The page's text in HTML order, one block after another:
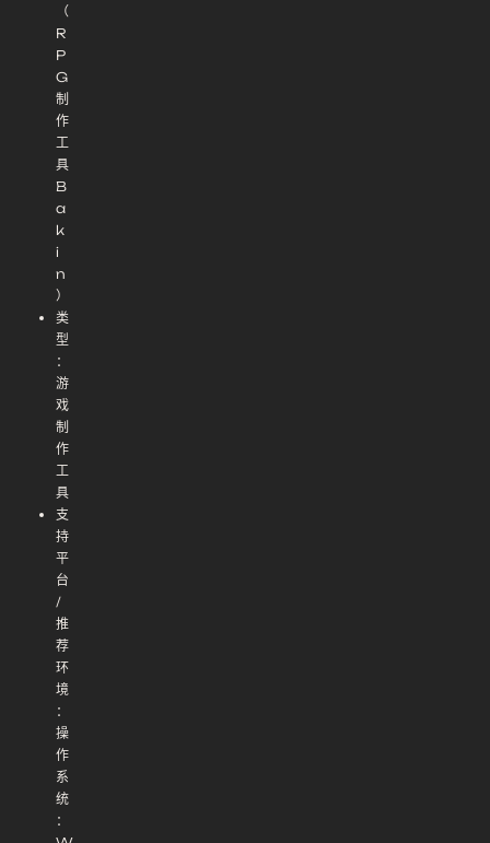
（
R
P
G
制
作
工
具
B
a
k
i
n
）
类
型
：
游
戏
制
作
工
具
支
持
平
台
/
推
荐
环
境
：
操
作
系
统
：